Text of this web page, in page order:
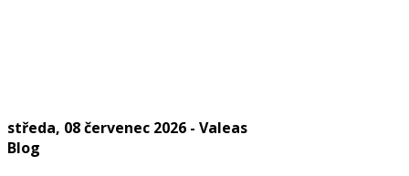
středa, 08 červenec 2026 - Valeas
Blog